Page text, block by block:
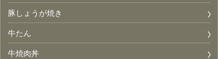
豚しょうが焼き
牛たん
牛焼肉丼